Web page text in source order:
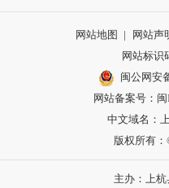
网站地图 | 网站声
网站标识
闽公网安
网站备案号：
中文域名：
版权所有
主办：上